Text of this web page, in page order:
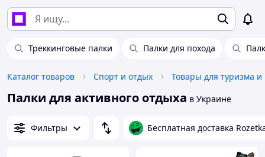
Треккинговые палки Палки для похода
Каталог товаров Спорт и отдых Товары для туризма
Палки для активного отдыха в Украине
Фильтры Бесплатная доставка